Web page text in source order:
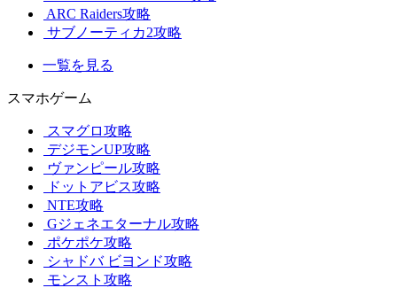
ARC Raiders攻略
サブノーティカ2攻略
一覧を見る
スマホゲーム
スマグロ攻略
デジモンUP攻略
ヴァンピール攻略
ドットアビス攻略
NTE攻略
Gジェネエターナル攻略
ポケポケ攻略
シャドバ ビヨンド攻略
モンスト攻略